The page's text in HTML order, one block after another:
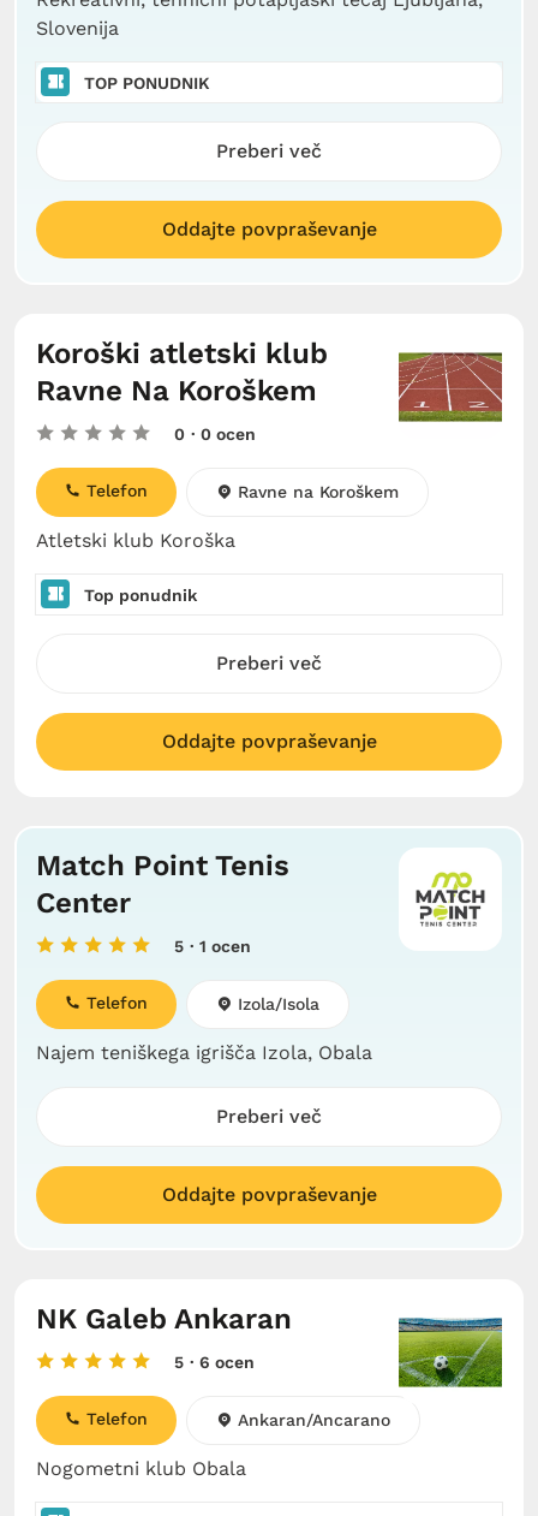
Slovenija
TOP PONUDNIK
Preberi več
Oddajte povpraševanje
Koroški atletski klub
Ravne Na Koroškem
0 · 0 ocen
Atletski klub Koroška
Telefon Ravne na Koroškem
Top ponudnik
Preberi več
Oddajte povpraševanje
Match Point Tenis
Center
5 · 1 ocen
Najem teniškega igrišča Izola, Obala
Telefon Izola/Isola
Preberi več
Oddajte povpraševanje
NK Galeb Ankaran
5 · 6 ocen
Nogometni klub Obala
Telefon Ankaran/Ancarano